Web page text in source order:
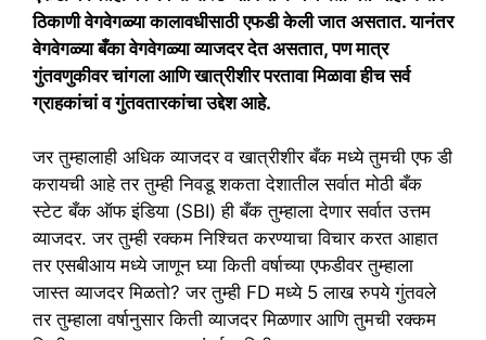
ठिकाणी वेगवेगळ्या कालावधीसाठी एफडी केली जात असतात. यानंतर
वेगवेगळ्या बँका वेगवेगळ्या व्याजदर देत असतात, पण मात्र
गुंतवणुकीवर चांगला आणि खात्रीशीर परतावा मिळावा हीच सर्व
ग्राहकांचां व गुंतवतारकांचा उद्देश आहे.
जर तुम्हालाही अधिक व्याजदर व खात्रीशीर बँक मध्ये तुमची एफ डी
करायची आहे तर तुम्ही निवडू शकता देशातील सर्वात मोठी बँक
स्टेट बँक ऑफ इंडिया (SBI) ही बँक तुम्हाला देणार सर्वात उत्तम
व्याजदर. जर तुम्ही रक्कम निश्चित करण्याचा विचार करत आहात
तर एसबीआय मध्ये जाणून घ्या किती वर्षाच्या एफडीवर तुम्हाला
जास्त व्याजदर मिळतो? जर तुम्ही FD मध्ये 5 लाख रुपये गुंतवले
तर तुम्हाला वर्षानुसार किती व्याजदर मिळणार आणि तुमची रक्कम